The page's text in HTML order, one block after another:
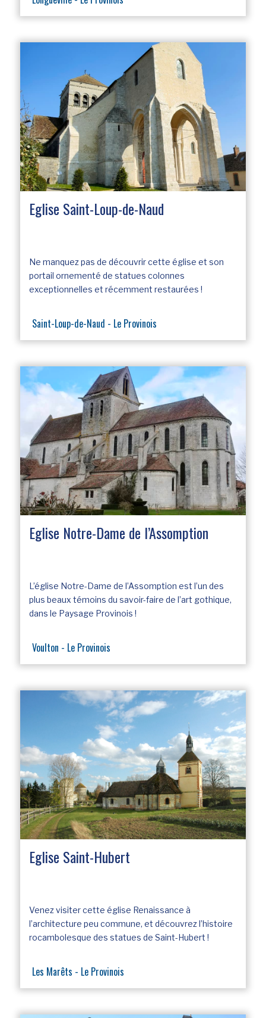
Eglise Saint-Loup-de-Naud
Ne manquez pas de découvrir cette église et son
portail ornementé de statues colonnes
exceptionnelles et récemment restaurées !
Saint-Loup-de-Naud - Le Provinois
Eglise Notre-Dame de l’Assomption
L’église Notre-Dame de l’Assomption est l’un des
plus beaux témoins du savoir-faire de l’art gothique,
dans le Paysage Provinois !
Voulton - Le Provinois
Eglise Saint-Hubert
Venez visiter cette église Renaissance à
l’architecture peu commune, et découvrez l’histoire
rocambolesque des statues de Saint-Hubert !
Les Marêts - Le Provinois